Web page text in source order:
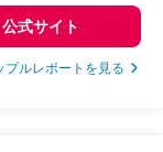
公式サイト
プルレポートを見る